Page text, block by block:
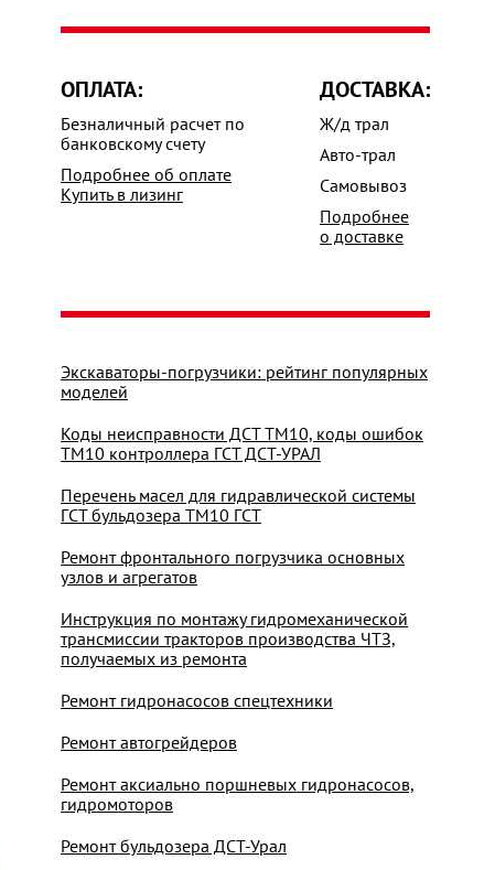
ОПЛАТА:
Безналичный расчет по
банковскому счету
Подробнее об оплате
Купить в лизинг
ДОСТАВКА:
Ж/д трал
Авто-трал
Самовывоз
Подробнее
о доставке
Экскаваторы-погрузчики: рейтинг популярных
моделей
Коды неисправности ДСТ ТМ10, коды ошибок
ТМ10 контроллера ГСТ ДСТ-УРАЛ
Перечень масел для гидравлической системы
ГСТ бульдозера ТМ10 ГСТ
Ремонт фронтального погрузчика основных
узлов и агрегатов
Инструкция по монтажу гидромеханической
трансмиссии тракторов производства ЧТЗ,
получаемых из ремонта
Ремонт гидронасосов спецтехники
Ремонт автогрейдеров
Ремонт аксиально поршневых гидронасосов,
гидромоторов
Ремонт бульдозера ДСТ-Урал